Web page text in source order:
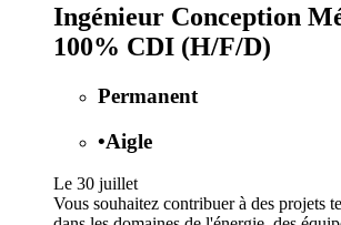
Ingénieur Conception
100% CDI (H/F/D)
Permanent
•Aigle
Le 30 juillet
Vous souhaitez contribuer à des projets